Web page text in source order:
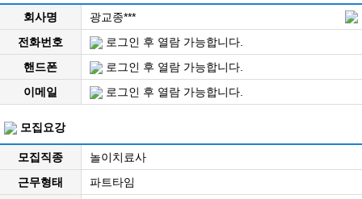
회사명
광교종***
전화번호
로그인 후 열람 가능합니다.
핸드폰
로그인 후 열람 가능합니다.
이메일
로그인 후 열람 가능합니다.
모집요강
모집직종
놀이치료사
근무형태
파트타임